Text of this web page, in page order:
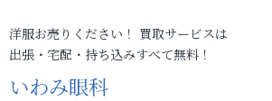
洋服お売りください！ 買取サービスは
出張・宅配・持ち込みすべて無料！
いわみ眼科